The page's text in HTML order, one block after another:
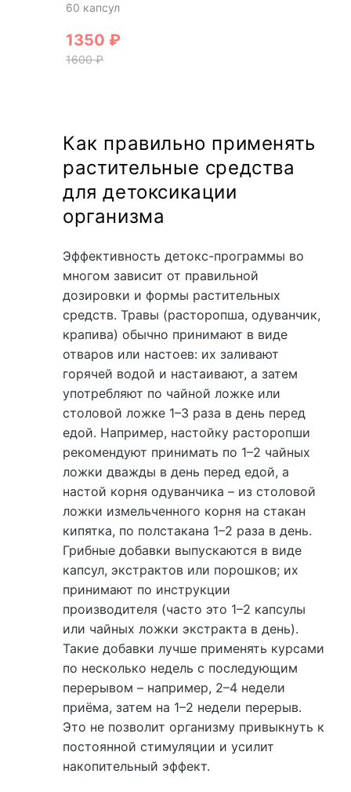
60 капсул
1350 ₽
1600₽
Как правильно применять
растительные средства
для детоксикации
организма
Эффективность детокс-программы во
многом зависит от правильной
дозировки и формы растительных
средств. Травы (расторопша, одуванчик,
крапива) обычно принимают в виде
отваров или настоев: их заливают
горячей водой и настаивают, а затем
употребляют по чайной ложке или
столовой ложке 1–3 раза в день перед
едой. Например, настойку расторопши
рекомендуют принимать по 1–2 чайных
ложки дважды в день перед едой, а
настой корня одуванчика – из столовой
ложки измельченного корня на стакан
кипятка, по полстакана 1–2 раза в день.
Грибные добавки выпускаются в виде
капсул, экстрактов или порошков; их
принимают по инструкции
производителя (часто это 1–2 капсулы
или чайных ложки экстракта в день).
Такие добавки лучше применять курсами
по несколько недель с последующим
перерывом – например, 2–4 недели
приёма, затем на 1–2 недели перерыв.
Это не позволит организму привыкнуть к
постоянной стимуляции и усилит
накопительный эффект.